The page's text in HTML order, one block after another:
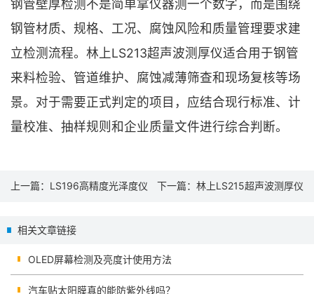
钢管壁厚检测不是简单拿仪器测一个数字，而是围绕
钢管材质、规格、工况、腐蚀风险和质量管理要求建
立检测流程。林上LS213超声波测厚仪适合用于钢管
来料检验、管道维护、腐蚀减薄筛查和现场复核等场
景。对于需要正式判定的项目，应结合现行标准、计
量校准、抽样规则和企业质量文件进行综合判断。
上一篇： LS196高精度光泽度仪 下一篇： 林上LS215超声波测厚仪
相关文章链接
OLED屏幕检测及亮度计使用方法
汽车贴太阳膜真的能防紫外线吗？